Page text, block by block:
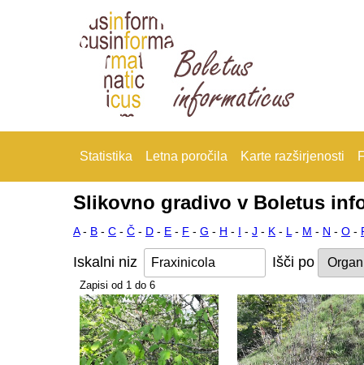
Statistika Letna poročila Karte razširjenosti
Slikovno gradivo v Boletus
A- B - C - Č - D - E - F - G - H - I - J - K - L - M - N - O -
Iskalni niz Išči po
Zapisi od 1 do 6